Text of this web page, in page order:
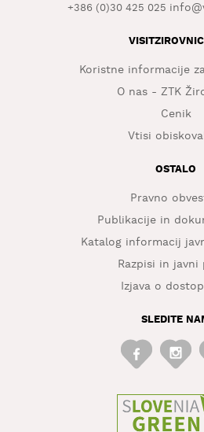
+386 (0)30 425 025
Koristne informacije
O nas - ZTK
Cenik
Vtisi
OSTALO
Pravno
Publikacije in
Katalog informacij
Razpisi in javni
Izjava o
SLEDITE